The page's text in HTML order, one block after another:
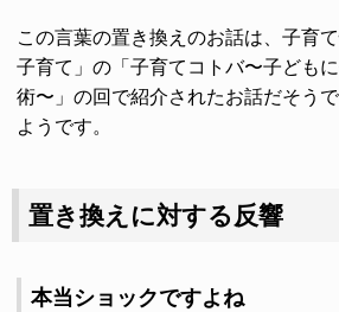
この言葉の置き換えのお話は、子育
子育て」の「子育てコトバ〜子ども
術〜」の回で紹介されたお話だそう
ようです。
置き換えに対する反響
本当ショックですよね